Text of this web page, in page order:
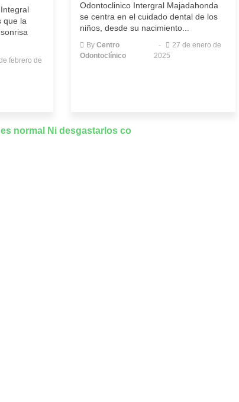
que la
febrero de
Odontoclinico Intergral Majadahonda
se centra en el cuidado dental de los
niños, desde su nacimiento...
ByCentro
Odontoclínico
27 de enero de
2025
normal Ni desgastarlos co